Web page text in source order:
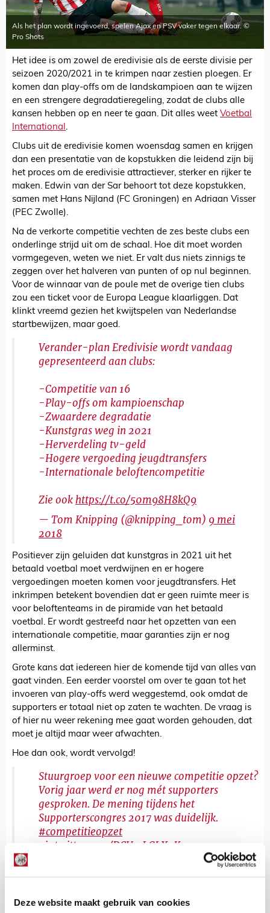
Deze website maakt gebruik van cookies
Als het plan wordt ingevoerd, spelen Ajax en PSV vaker tegen elkaar. ©
Pro Shots
Het idee is om zowel de eredivisie als de eerste divisie per
seizoen 2020/2021 in te krimpen naar zestien ploegen. Er
komen dan play-offs om de landskampioen aan te wijzen
en een strengere degradatieregeling, zodat de clubs alle
kansen hebben op en neer te gaan. Dit alles weet Voetbal
International.
Clubs uit de eredivisie komen woensdag samen en krijgen
dan een presentatie van de kopstukken die leidend zijn bij
het proces om de eredivisie attractiever, sterker en rijker te
maken. Edwin van der Sar behoort tot deze kopstukken,
samen met Hans Nijland (FC Groningen) en Adriaan Visser
(PEC Zwolle).
Na de verkorte competitie vechten de zes beste clubs een
onderlinge strijd uit om de schaal. Hoe dit moet worden
vormgegeven, weten we niet. Er valt dus niets zinnigs te
zeggen over het halveren van punten of op nul beginnen.
Voor de winnaar van de poule met de overige tien clubs
zou een ticket voor de Europa League klaarliggen. Dat
klinkt vreemd gezien het kwijtspelen van Nederlandse
startbewijzen, maar goed.
Verander-plan Eredivisie wordt vandaag
gepresenteerd aan clubs:
-Competitie van 16
-Play-offs om kampioenschap
-Zwaardere degradatie
-Kunstgras weg in 2021
-Herverdeling tv-geld
-Hogere vergoeding jeugdtransfers
-Internationale beloftencompetitie
Zie ook https://t.co/50m98H8kQ9
— Tom Knipping (@knipping_tom) 9 mei
2018
Positiever zijn geluiden dat kunstgras in 2021 uit het
betaald voetbal moet verdwijnen en er hogere
vergoedingen moeten komen voor jeugdtransfers. Het
inkrimpen betekent bovendien dat er geen ruimte meer is
voor beloftenteams in de piramide van het betaald
voetbal. Er wordt gestreefd naar het opzetten van een
internationale competitie, maar garanties zijn er nog
allerminst.
Grote kans dat iedereen hier de komende tijd van alles van
gaat vinden. Een eerder voorstel om over te gaan tot het
invoeren van play-offs werd weggestemd, ook omdat de
supporters er totaal niet op zaten te wachten. De vraag is
of hier nu weer rekening mee gaat worden gehouden, dat
moet je altijd maar weer afwachten.
Hoe dan ook, wordt vervolgd!
Stuurgroep voor een nieuwe competitie opzet?
Vorig jaar werd er nog mét supporters
gesproken. De mening tijdens het
Supporterscongres 2017 was duidelijk.
#competitieopzet
pic.twitter.com/DCUmLGLXaK
— Supporterscollectief (@SupportersNL)9
mei 2018